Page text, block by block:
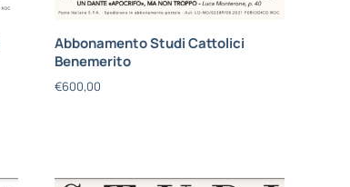
Abbonamento Studi Cattolici
Benemerito
€600,00